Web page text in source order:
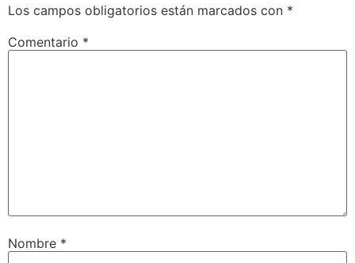
Los campos obligatorios están marcados con *
Comentario *
Nombre *